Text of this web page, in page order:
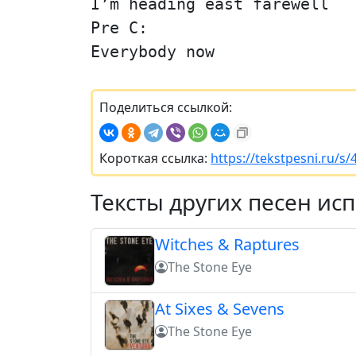
Pre C:
Everybody now
Поделиться ссылкой:
Короткая ссылка: https://tekstpesni.ru/s/
Тексты других песен
Witches & Raptures
The Stone Eye
At Sixes & Sevens
The Stone Eye